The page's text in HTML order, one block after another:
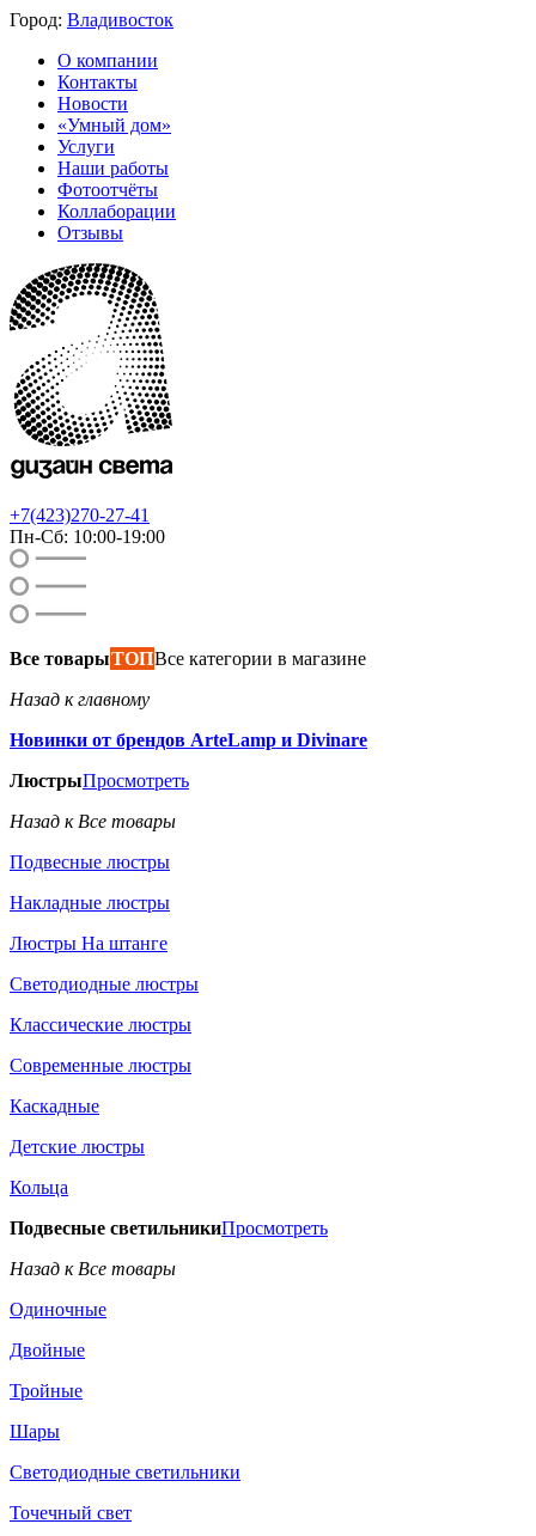
Город: Владивосток
О компании
Контакты
Новости
«Умный дом»
Услуги
Наши работы
Фотоотчёты
Коллаборации
Отзывы
+7(423)270-27-41
Пн-Сб: 10:00-19:00
Все товарыТОПВсе категории в магазине
Назад к главному
Новинки от брендов ArteLamp и Divinare
ЛюстрыПросмотреть
Назад к Все товары
Подвесные люстры
Накладные люстры
Люстры На штанге
Светодиодные люстры
Классические люстры
Современные люстры
Каскадные
Детские люстры
Кольца
Подвесные светильникиПросмотреть
Назад к Все товары
Одиночные
Двойные
Тройные
Шары
Светодиодные светильники
Точечный свет